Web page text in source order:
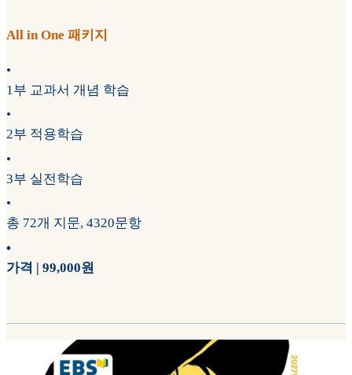
All in One 패키지
•
1부 교과서 개념 학습
•
2부 적용학습
•
3부 실전학습
•
총 72개 지문, 4320문항
•
가격 | 99,000원